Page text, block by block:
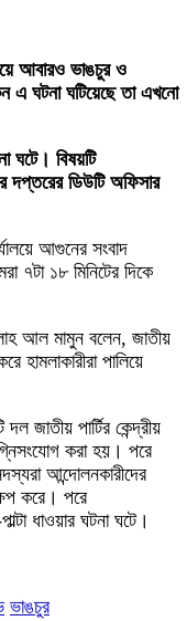
আবারও ভাঙচুর ও
এ ঘটনা ঘটিয়েছে তা এখনো
ঘটে। বিষয়টি
দপ্তরের ডিউটি অফিসার
আগুনের সংবাদ
৭টা ১৮ মিনিটের দিকে
আল মামুন বলেন, জাতীয়
হামলাকারীরা পালিয়ে
জাতীয় পার্টির কেন্দ্রীয়
করা হয়। পরে
আন্দোলনকারীদের
করে। পরে
ধাওয়ার ঘটনা ঘটে।
ভাঙচুর